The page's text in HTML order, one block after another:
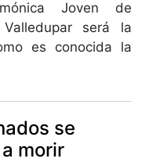
Joven de
será la
es conocida la
se
morir